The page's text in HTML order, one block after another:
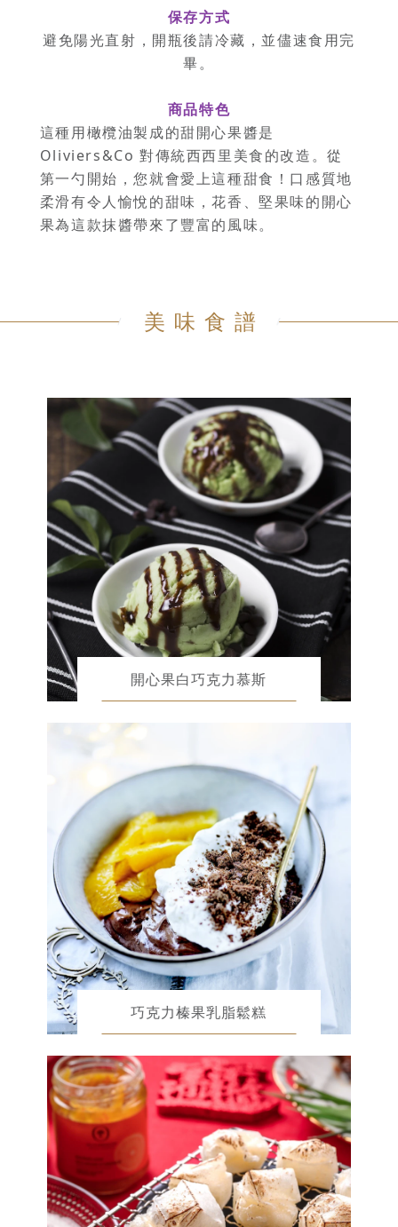
保存方式
避免陽光直射，開瓶後請冷藏，並儘速食用完
畢。
商品特色
這種用橄欖油製成的甜開心果醬是
Oliviers&Co 對傳統西西里美食的改造。從
第一勺開始，您就會愛上這種甜食！口感質地
柔滑有令人愉悅的甜味，花香、堅果味的開心
果為這款抹醬帶來了豐富的風味。
美味食譜
開心果白巧克力慕斯
巧克力榛果乳脂鬆糕